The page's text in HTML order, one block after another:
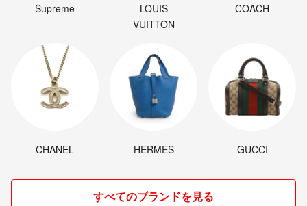
Supreme
LOUIS
VUITTON
COACH
CHANEL HERMES GUCCI
すべてのブランドを見る